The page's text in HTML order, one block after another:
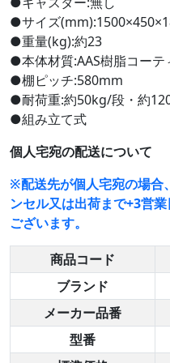
●サイズ
●重量(kg):約23
●本体材質:AAS樹脂コー
●棚ピッチ:580mm
●耐荷重:約50kg/段・約
●組み立て式
個人宅宛の配送について
※配送先が個人宅宛の場合
ンセル又は出荷まで+3営
ございます。
商品コード
ブランド
メーカー品番
型番